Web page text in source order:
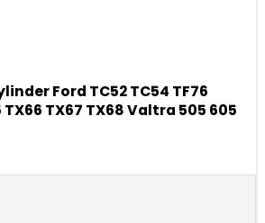
Ford TC52 TC54 TF76
TX66 TX67 TX68 Valtra 505 605